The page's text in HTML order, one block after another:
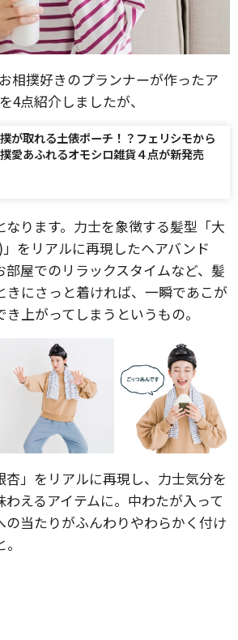
相撲好きのプランナーが作ったア
4点紹介しましたが、
が取れる土俵ポーチ！？フェリシモから
愛あふれるオモシロ雑貨４点が新発売
ります。力士を象徴する髪型「大
をリアルに再現したヘアバンド
部屋でのリラックスタイムなど、髪
きにさっと着ければ、一瞬であこが
上がってしまうというもの。
杏」をリアルに再現し、力士気分を
わえるアイテムに。中わたが入って
の当たりがふんわりやわらかく付け